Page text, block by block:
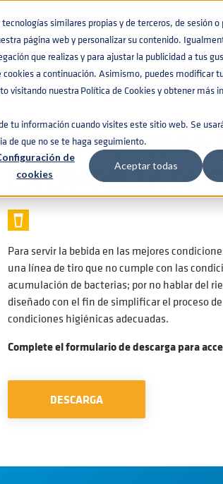
similares propias y de terceros, de sesión
página web y personalizar su contenido.
que realizas y para ajustar la publicidad a tus
cookies a continuación. Asimismo, puedes modificar
visitando nuestra Política de Cookies y obtener más
tu información cuando visites este sitio web. Se
de que no se te haga seguimiento.
de
cookies
Aceptar todas
THIELMANN GARANTIZA LA LIMPIEZA DE
EL
LA LIMPIEZA DE
Para servir la bebida en las mejores
una línea de tiro que no cumple con las
acumulación de bacterias; por no hablar del
diseñado con el fin de simplificar el proceso
condiciones higiénicas adecuadas.
Complete el formulario de descarga para
DESCARGA